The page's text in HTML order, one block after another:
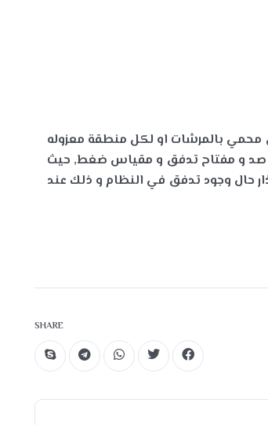
بالمرشات او لكل منطقة معزوله
صد و مفتاح تدفق و مقياس ضغط, حيث
حال وجود تدفق في النظام و ذلك عند
SHARE